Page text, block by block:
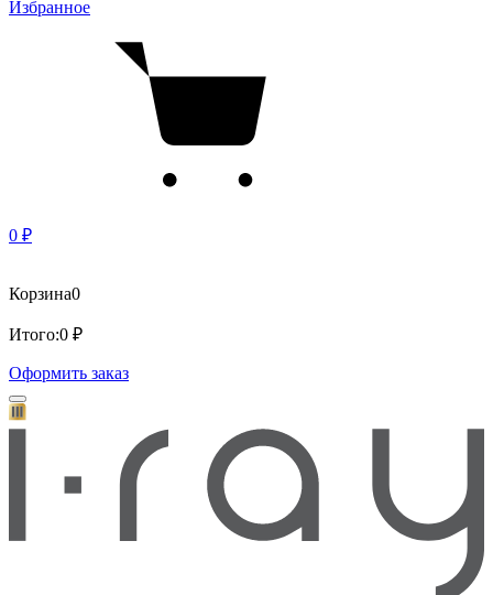
Избранное
0 ₽
Корзина0
Итого:0 ₽
Оформить заказ